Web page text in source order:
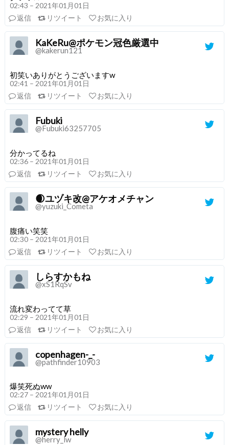
02:43 – 2021年01月01日
返信
リツイート お気に入り
KaKeRu@ポケモン冠色厳選中
@kakerun121
初笑いありがとうございますw
02:41 – 2021年01月01日
返信
リツイート お気に入り
Fubuki
@Fubuki63257705
分かってるね
02:36 – 2021年01月01日
返信
リツイート お気に入り
🌒ユヅキ改@アケオメチャン
@yuzuki_Cometa
腹痛い笑笑
02:30 – 2021年01月01日
返信
リツイート お気に入り
しらすかもね
@xS1RqSv
流れ変わってて草
02:29 – 2021年01月01日
返信
リツイート お気に入り
copenhagen-_-
@pathfinder10903
爆笑死ぬww
02:27 – 2021年01月01日
返信
リツイート お気に入り
mystery helly
@herry_lw